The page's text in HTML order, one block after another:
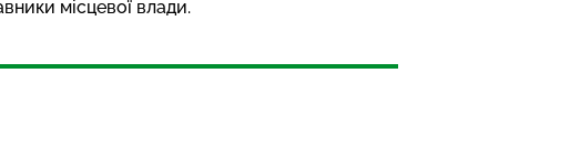
місцевої влади.